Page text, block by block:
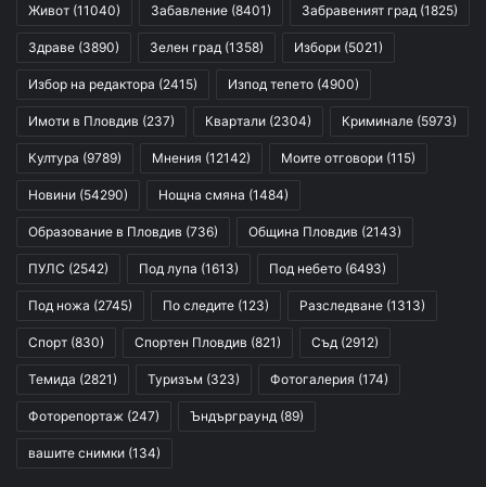
Живот (11040) Забавление (8401) Забравеният град (1825)
Здраве (3890) Зелен град (1358) Избори (5021)
Избор на редактора (2415) Изпод тепето (4900)
Имоти в Пловдив (237) Квартали (2304) Криминале (5973)
Култура (9789) Мнения (12142) Моите отговори (115)
Новини (54290) Нощна смяна (1484)
Образование в Пловдив (736) Община Пловдив (2143)
ПУЛС (2542) Под лупа (1613) Под небето (6493)
Под ножа (2745) По следите (123) Разследване (1313)
Спорт (830) Спортен Пловдив (821) Съд (2912)
Темида (2821) Туризъм (323) Фотогалерия (174)
Фоторепортаж (247) Ъндърграунд (89)
вашите снимки (134)